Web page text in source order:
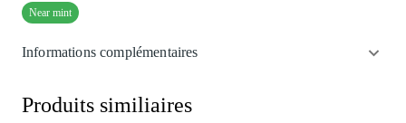
Near mint
Informations complémentaires
Produits similiaires